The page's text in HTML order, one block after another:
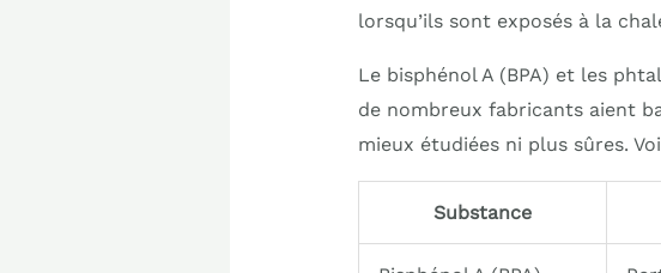
lorsqu’ils sont exposés à la
Le bisphénol A (BPA) et les
de nombreux fabricants aient
mieux étudiées ni plus sûres.
Substance